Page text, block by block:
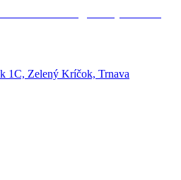
1C, Zelený Kríčok, Trnava